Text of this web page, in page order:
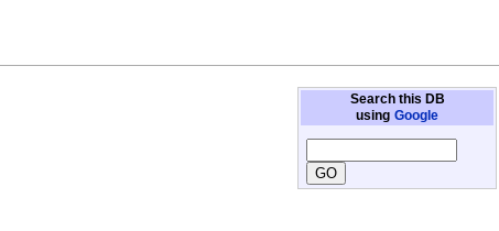
Search this DB
using Google